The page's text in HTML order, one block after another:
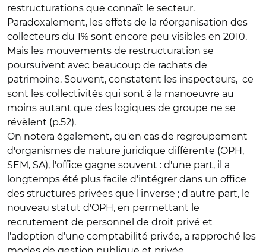
restructurations que connaît le secteur.
Paradoxalement, les effets de la réorganisation des
collecteurs du 1% sont encore peu visibles en 2010.
Mais les mouvements de restructuration se
poursuivent avec beaucoup de rachats de
patrimoine. Souvent, constatent les inspecteurs, ce
sont les collectivités qui sont à la manoeuvre au
moins autant que des logiques de groupe ne se
révèlent (p.52).
On notera également, qu'en cas de regroupement
d'organismes de nature juridique différente (OPH,
SEM, SA), l'office gagne souvent : d'une part, il a
longtemps été plus facile d'intégrer dans un office
des structures privées que l'inverse ; d'autre part, le
nouveau statut d'OPH, en permettant le
recrutement de personnel de droit privé et
l'adoption d'une comptabilité privée, a rapproché les